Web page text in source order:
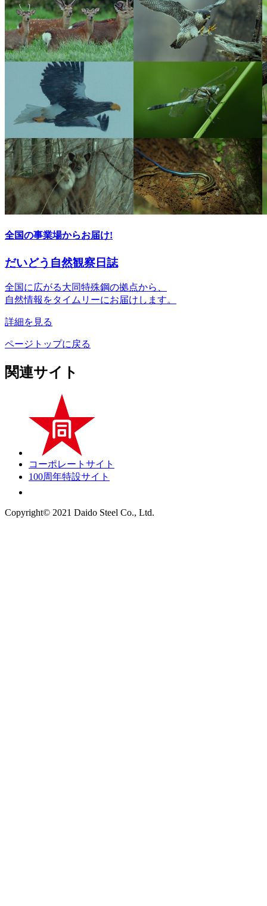
全国の事業場からお届け!
だいどう自然観察日誌
全国に広がる大同特殊鋼の拠点から、
自然情報をタイムリーにお届けします。
詳細を見る
ページトップに戻る
関連サイト
コーポレートサイト
100周年特設サイト
Copyright© 2021 Daido Steel Co., Ltd.